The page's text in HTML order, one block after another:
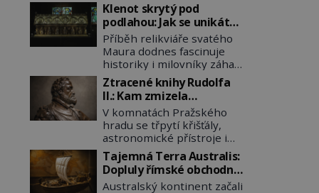
Klenot skrytý pod
podlahou: Jak se unikátní
románský poklad dostal
do zapadlého Bečova?
Příběh relikviáře svatého
Maura dodnes fascinuje
historiky i milovníky záhad
po celém světě. Tato
románská zlatnická
památka ze 13. století je
po českých korunovačních
klenotech druhým
nejcennějším movitým
majetkem v České
republice. Přestože byl
klenot v roce 1985 po
Ztracené knihy Rudolfa
II.: Kam zmizela
nejzáhadnější knihovna
Evropy?
V komnatách Pražského
hradu se třpytí křišťály,
astronomické přístroje i
podivné alchymistické
rukopisy. Císař Rudolf II.
shromažďuje vše, co
souvisí s tajemstvím
Tajemná Terra Australis:
Dopluly římské obchodní
lodě až do Austrálie?
Australský kontinent začali